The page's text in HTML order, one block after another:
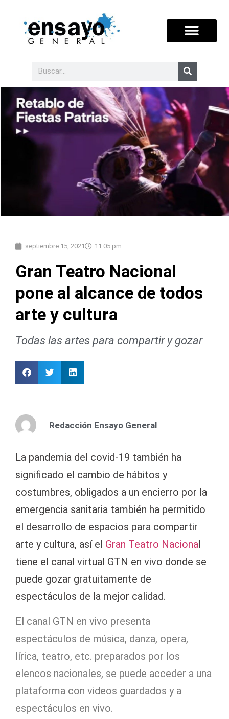
septiembre 15, 2021 11:05 pm
Gran Teatro Nacional
pone al alcance de todos
arte y cultura
Todas las artes para compartir y gozar
Redacción Ensayo General
La pandemia del covid-19 también ha
significado el cambio de hábitos y
costumbres, obligados a un encierro por la
emergencia sanitaria también ha permitido
el desarrollo de espacios para compartir
arte y cultura, así el Gran Teatro Nacional
tiene el canal virtual GTN en vivo donde se
puede gozar gratuitamente de
espectáculos de la mejor calidad.
El canal GTN en vivo presenta
espectáculos de música, danza, opera,
lírica, teatro, etc. preparados por los
elencos nacionales, se puede acceder a una
plataforma con videos guardados y a
espectáculos en vivo.